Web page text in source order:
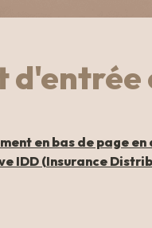
en bas de page
IDD (Insurance